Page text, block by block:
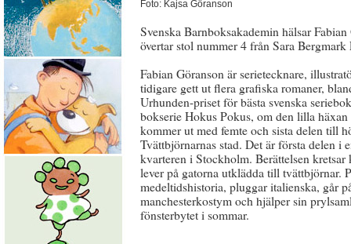
Foto: Kajsa Göranson
Svenska Barnboksakademin hälsar
övertar stol nummer 4 från Sara
Fabian Göranson är serietecknare,
tidigare gett ut flera grafiska romaner,
Urhunden-priset för bästa svenska
bokserie Hokus Pokus, om den lilla
kommer ut med femte och sista delen till
Tvättbjörnarnas stad. Det är första delen
kvarteren i Stockholm. Berättelsen
lever på gatorna utklädda till tvättbjörnar.
medeltidshistoria, pluggar italienska, går
manchesterkostym och hjälper sin
fönsterbytet i sommar.